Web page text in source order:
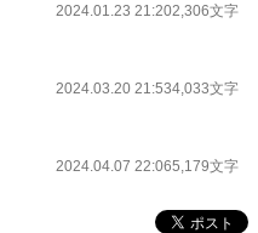
2024.01.23 21:202,306文字
2024.03.20 21:534,033文字
2024.04.07 22:065,179文字